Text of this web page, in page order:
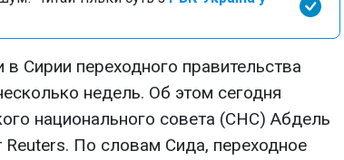
Сирии переходного правительства
недель. Об этом сегодня
национального совета (СНС) Абдель
Reuters. По словам Сида, переходное